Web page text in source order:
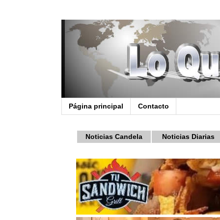
Página principal Contacto
Noticias Candela Noticias Diarias